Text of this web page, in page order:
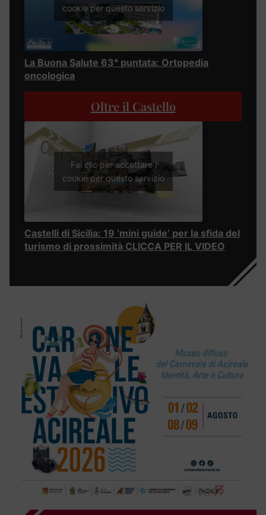
cookie per questo servizio
La Buona Salute 63° puntata: Ortopedia
oncologica
Oltre il Castello
Fai clic per accettare i
cookie per questo servizio
Castelli di Sicilia: 19 ‘mini guide’ per la sfida del
turismo di prossimità CLICCA PER IL VIDEO